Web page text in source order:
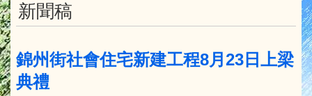
新聞稿
錦州街社會住宅新建工程8月23日上梁
典禮